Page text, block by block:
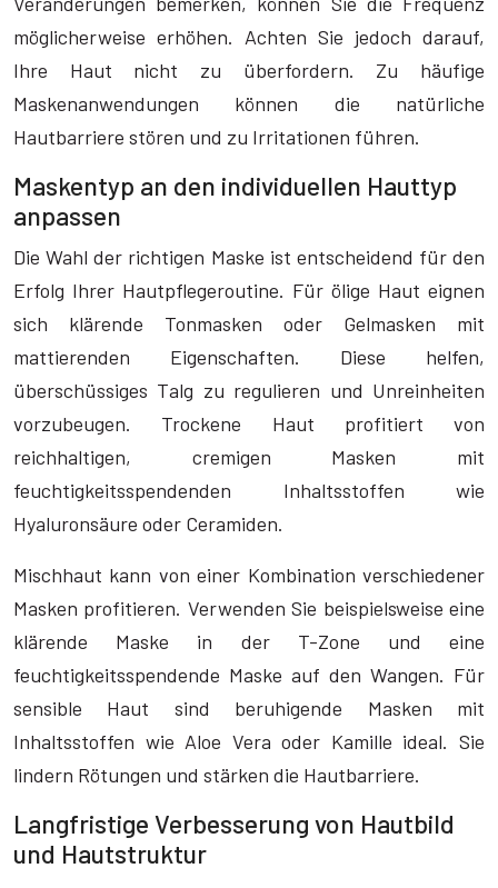
möglicherweise erhöhen. Achten Sie jedoch darauf,
Ihre Haut nicht zu überfordern. Zu häufige
Maskenanwendungen können die natürliche
Hautbarriere stören und zu Irritationen führen.
Maskentyp an den individuellen Hauttyp
anpassen
Die Wahl der richtigen Maske ist entscheidend für den
Erfolg Ihrer Hautpflegeroutine. Für ölige Haut eignen
sich klärende Tonmasken oder Gelmasken mit
mattierenden Eigenschaften. Diese helfen,
überschüssiges Talg zu regulieren und Unreinheiten
vorzubeugen. Trockene Haut profitiert von
reichhaltigen, cremigen Masken mit
feuchtigkeitsspendenden Inhaltsstoffen wie
Hyaluronsäure oder Ceramiden.
Mischhaut kann von einer Kombination verschiedener
Masken profitieren. Verwenden Sie beispielsweise eine
klärende Maske in der T-Zone und eine
feuchtigkeitsspendende Maske auf den Wangen. Für
sensible Haut sind beruhigende Masken mit
Inhaltsstoffen wie Aloe Vera oder Kamille ideal. Sie
lindern Rötungen und stärken die Hautbarriere.
Langfristige Verbesserung von Hautbild
und Hautstruktur